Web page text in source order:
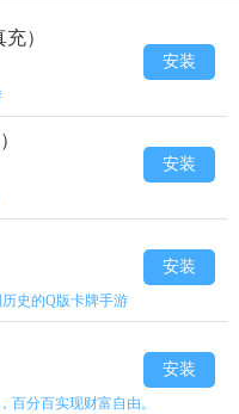
）
安装
安装
历史的Q版卡牌手游
安装
百分百实现财富自由。
安装